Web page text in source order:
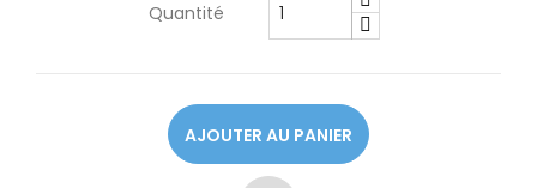
Quantité
AJOUTER AU PANIER